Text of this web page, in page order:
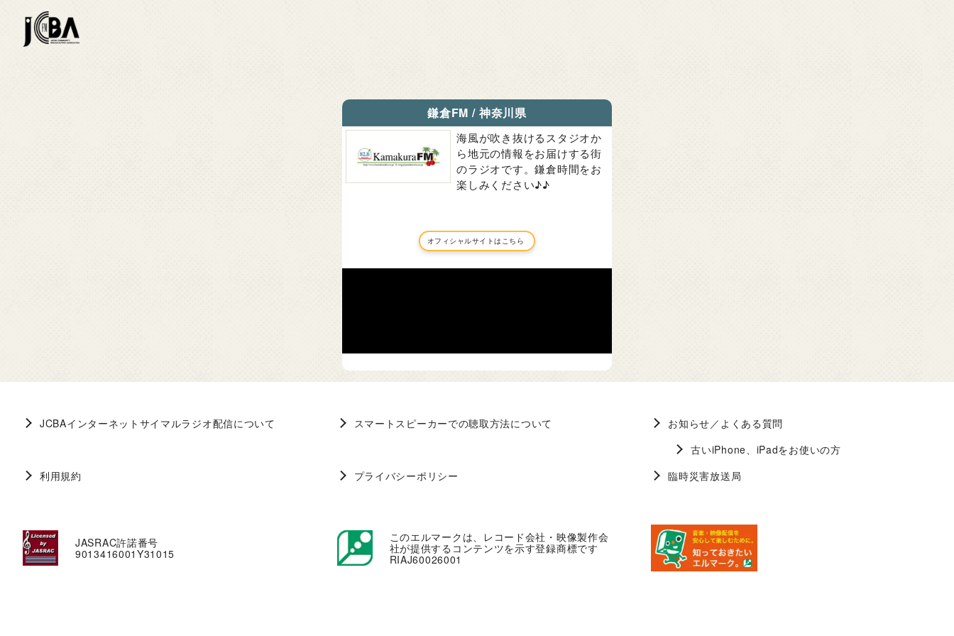
鎌倉FM / 神奈川県
海風が吹き抜けるスタジオか
ら地元の情報をお届けする街
のラジオです。鎌倉時間をお
楽しみください♪♪
オフィシャルサイトはこちら
JCBAインターネットサイマルラジオ配信について スマートスピーカーでの聴取方法について
お知らせ／よくある質問
古いiPhone、iPadをお使いの方
利用規約
プライバシーポリシー 臨時災害放送局
JASRAC許諾番号
9013416001Y31015
このエルマークは、レコード会社・映像製作会
社が提供するコンテンツを示す登録商標です
RIAJ60026001